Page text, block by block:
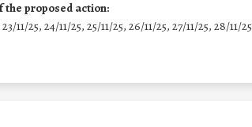
the proposed action:
23/11/25, 24/11/25, 25/11/25, 26/11/25, 27/11/25, 28/11/25